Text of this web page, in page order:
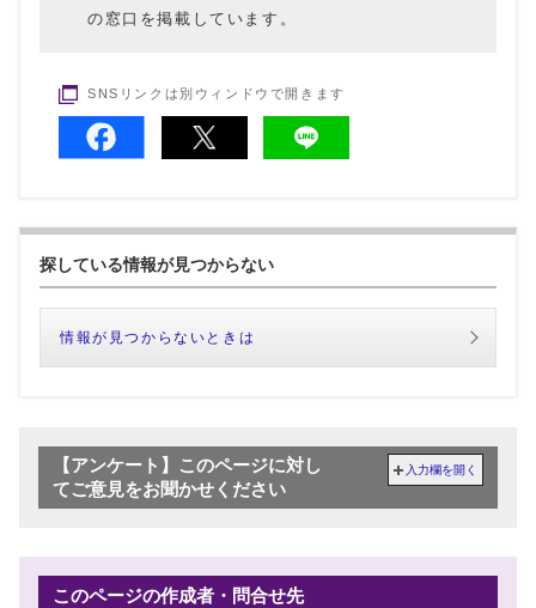
の窓口を掲載しています。
SNSリンクは別ウィンドウで開きます
探している情報が見つからない
情報が見つからないときは
【アンケート】このページに対し
てご意見をお聞かせください
入力欄を開く
このページの作成者・問合せ先